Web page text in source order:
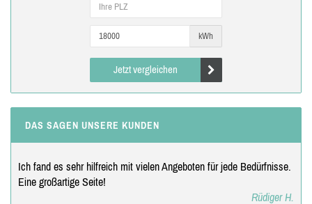
kWh
Jetzt vergleichen
DAS SAGEN UNSERE KUNDEN
Ich fand es sehr hilfreich mit vielen Angeboten für jede Bedürfnisse.
Eine großartige Seite!
Rüdiger H.